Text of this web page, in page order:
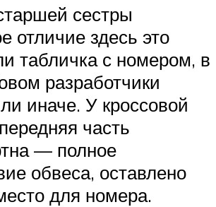
сестры
отличие здесь это
табличка с номером, в
разработчики
иначе. У кроссовой
часть
— полное
обвеса, оставлено
для номера.